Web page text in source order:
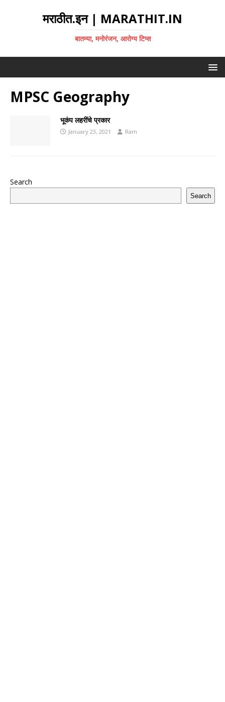
मराठीत.इन | MARATHIT.IN
बातम्या, मनोरंजन, आरोग्य टिप्स
MPSC Geography
भूकंप लहरींचे प्रकार
January 23, 2021 Ram
Search
Search